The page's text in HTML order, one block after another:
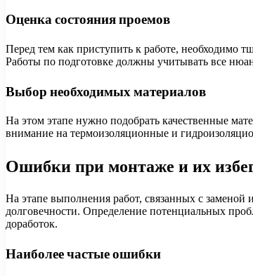
Оценка состояния проемов
Перед тем как приступить к работе, необходимо
Работы по подготовке должны учитывать все
Выбор необходимых материалов
На этом этапе нужно подобрать качественные
внимание на термоизоляционные и
Ошибки при монтаже и их
На этапе выполнения работ, связанных с заменой
долговечности. Определение потенциальных
доработок.
Наиболее частые ошибки